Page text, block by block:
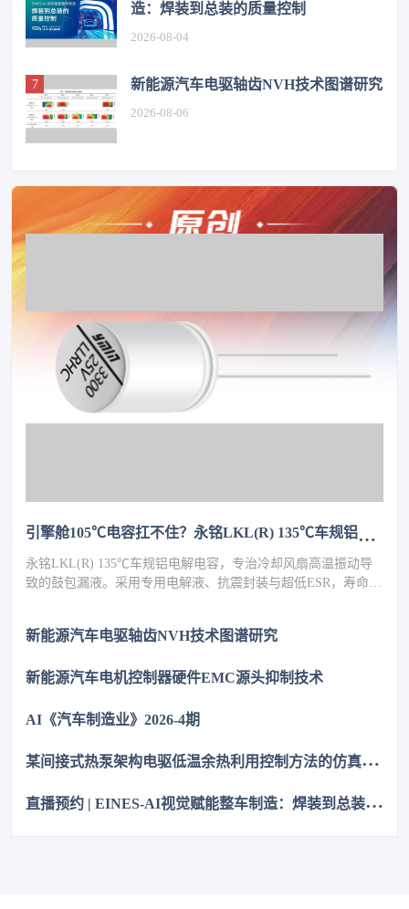
造：焊装到总装的质量控制
2026-08-04
新能源汽车电驱轴齿NVH技术图谱研究
2026-08-06
引擎舱105℃电容扛不住？永铭LKL(R) 135℃车规铝电解电容，破解冷却风扇高温振动失效难题
永铭LKL(R) 135℃车规铝电解电容，专治冷却风扇高温振动导
致的鼓包漏液。采用专用电解液、抗震封装与超低ESR，寿命超
近零，全生命周期成本优势显著，助力国产化替代。
新能源汽车电驱轴齿NVH技术图谱研究
新能源汽车电机控制器硬件EMC源头抑制技术
AI《汽车制造业》2026-4期
某
间接式热泵架构电驱低温余热利用控制方法的仿真优化研究
直
播预约 | EINES-AI视觉赋能整车制造：焊装到总装的质量控制